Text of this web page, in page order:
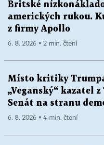
Britské
amerických rukou.
z firmy Apollo
6. 8. 2026 ▪ 2 min. čtení
Místo kritiky
„Veganský“ kazatel
Senát na stranu
6. 8. 2026 ▪ 4 min. čtení